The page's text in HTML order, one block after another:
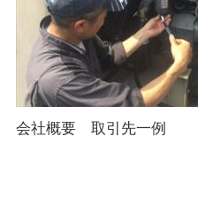
会社概要 取引先一例